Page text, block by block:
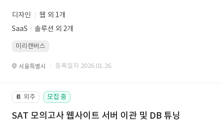
디자인
웹 외 1개
SaaSㆍ솔루션 외 2개
미리캔버스
서울특별시 · 등록일자 2026.01.26.
📔 외주 모집 중
SAT 모의고사 웹사이트 서버 이관 및 DB 튜닝